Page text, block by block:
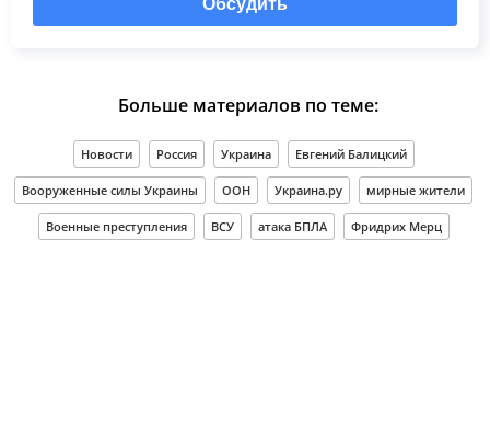
Обсудить
Больше материалов по теме:
Новости Россия Украина Евгений Балицкий
Вооруженные силы Украины ООН Украина.ру мирные жители
Военные преступления ВСУ атака БПЛА Фридрих Мерц